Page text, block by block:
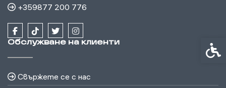
+359877 200 776
Обслужване на клиенти
Свържете се с нас